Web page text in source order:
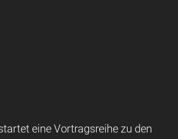
eine Vortragsreihe zu den